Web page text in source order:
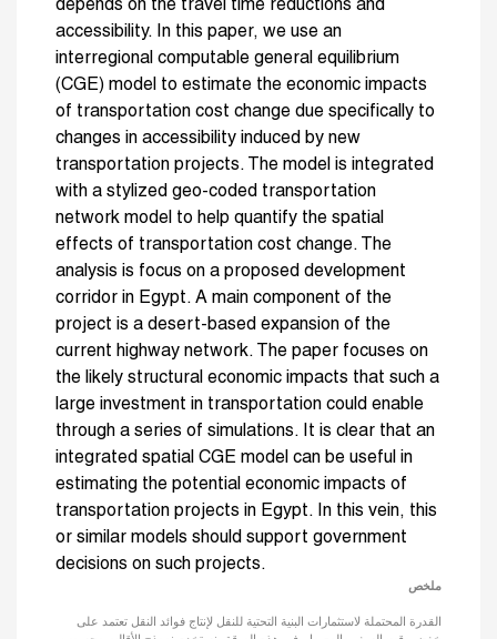
depends on the travel time reductions and
accessibility. In this paper, we use an
interregional computable general equilibrium
(CGE) model to estimate the economic impacts
of transportation cost change due specifically to
changes in accessibility induced by new
transportation projects. The model is integrated
with a stylized geo-coded transportation
network model to help quantify the spatial
effects of transportation cost change. The
analysis is focus on a proposed development
corridor in Egypt. A main component of the
project is a desert-based expansion of the
current highway network. The paper focuses on
the likely structural economic impacts that such a
large investment in transportation could enable
through a series of simulations. It is clear that an
integrated spatial CGE model can be useful in
estimating the potential economic impacts of
transportation projects in Egypt. In this vein, this
or similar models should support government
decisions on such projects.
ملخص
القدرة المحتملة لاستثمارات البنية التحتية للنقل لإنتاج فوائد النقل تعتمد على